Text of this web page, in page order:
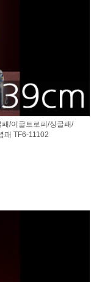
/이글트로피/싱글패/
패 TF6-11102